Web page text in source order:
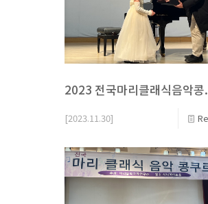
2023 전국마리클래식음악콩
[2023.11.30]